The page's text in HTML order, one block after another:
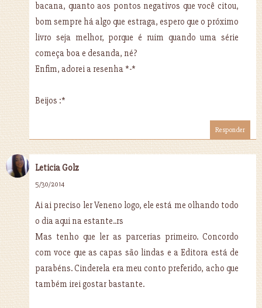
bacana, quanto aos pontos negativos que você citou,
bom sempre há algo que estraga, espero que o próximo
livro seja melhor, porque é ruim quando uma série
começa boa e desanda, né?
Enfim, adorei a resenha *-*
Beijos :*
Responder
Leticia Golz
5/30/2014
Ai ai preciso ler Veneno logo, ele está me olhando todo
o dia aqui na estante..rs
Mas tenho que ler as parcerias primeiro. Concordo
com voce que as capas são lindas e a Editora está de
parabéns. Cinderela era meu conto preferido, acho que
também irei gostar bastante.